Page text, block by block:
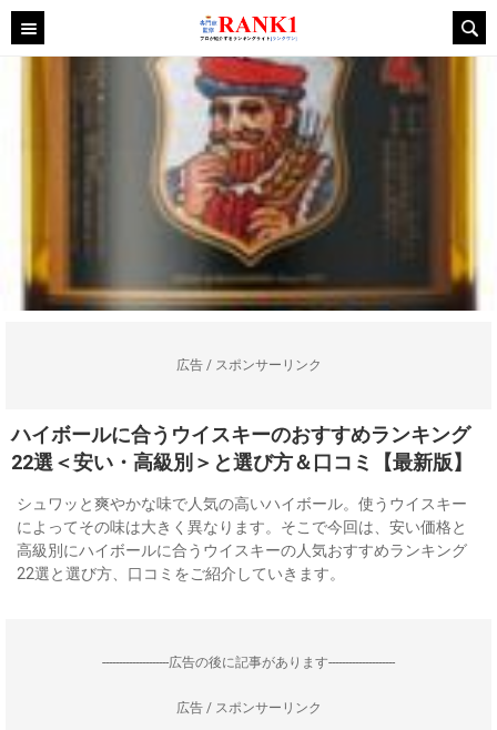
広告 / スポンサーリンク
ハイボールに合うウイスキーのおすすめランキング
22選＜安い・高級別＞と選び方＆口コミ【最新版】
シュワッと爽やかな味で人気の高いハイボール。使うウイスキー
によってその味は大きく異なります。そこで今回は、安い価格と
高級別にハイボールに合うウイスキーの人気おすすめランキング
22選と選び方、口コミをご紹介していきます。
--------------------広告の後に記事があります--------------------
広告 / スポンサーリンク